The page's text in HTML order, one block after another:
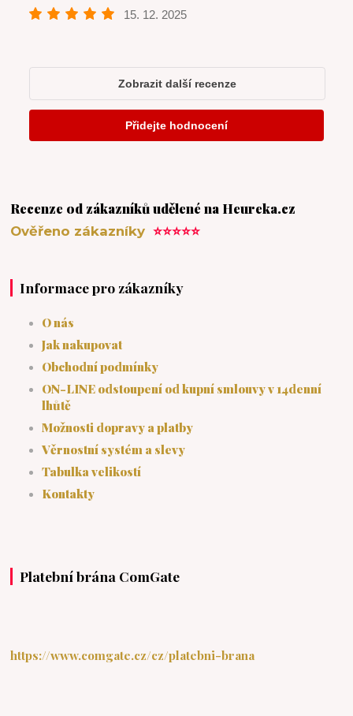
Recenze od zákazníků udělené na Heureka.cz
Ověřeno zákazníky⭐⭐⭐⭐⭐
Informace pro zákazníky
O nás
Jak nakupovat
Obchodní podmínky
ON-LINE odstoupení od kupní smlouvy v 14denní
lhůtě
Možnosti dopravy a platby
Věrnostní systém a slevy
Tabulka velikostí
Kontakty
Platební brána ComGate
https://www.comgate.cz/cz/platebni-brana